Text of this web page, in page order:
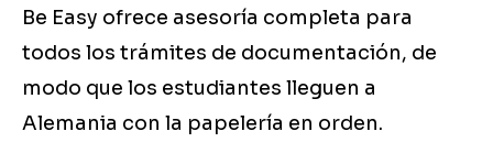
Be Easy ofrece asesoría completa para
todos los trámites de documentación, de
modo que los estudiantes lleguen a
Alemania con la papelería en orden.